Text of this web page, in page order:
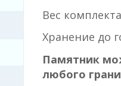
Вес
Хранение до
Памятник
любого